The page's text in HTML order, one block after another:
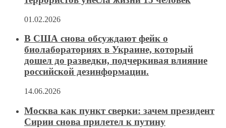
01.02.2026
В США снова обсуждают фейк о
биолабораториях в Украине, который
дошел до разведки, подчеркивая влияние
российской дезинформации.
14.06.2026
Москва как пункт сверки: зачем президент
Сирии снова прилетел к путину